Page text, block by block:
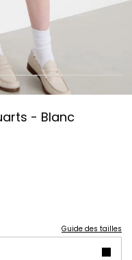
- Blanc
Guide des tailles